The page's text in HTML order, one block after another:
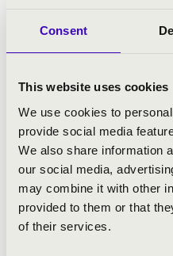
Consent
This website uses cookies
We use cookies to
provide social media
We also share information
our social media,
may combine it with other
provided to them or that
of their services.
Szent Gellért Együttes
MŰSOR:
Wolfgang Amadeus
Wolfgang Amadeus
Wolfgang Amadeus
Wolfgang Amadeus
K. 165